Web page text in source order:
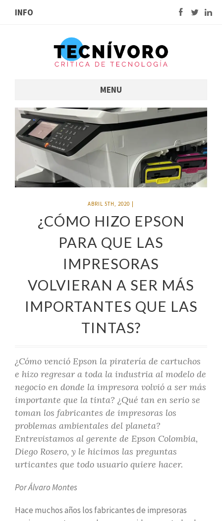
INFO
MENU
ABRIL 5TH, 2020
¿CÓMO HIZO EPSON
PARA QUE LAS
IMPRESORAS
VOLVIERAN A SER MÁS
IMPORTANTES QUE LAS
TINTAS?
¿Cómo venció Epson la piratería de cartuchos
e hizo regresar a toda la industria al modelo de
negocio en donde la impresora volvió a ser más
importante que la tinta? ¿Qué tan en serio se
toman los fabricantes de impresoras los
problemas ambientales del planeta?
Entrevistamos al gerente de Epson Colombia,
Diego Rosero, y le hicimos las preguntas
urticantes que todo usuario quiere hacer.
Por Álvaro Montes
Hace muchos años los fabricantes de impresoras